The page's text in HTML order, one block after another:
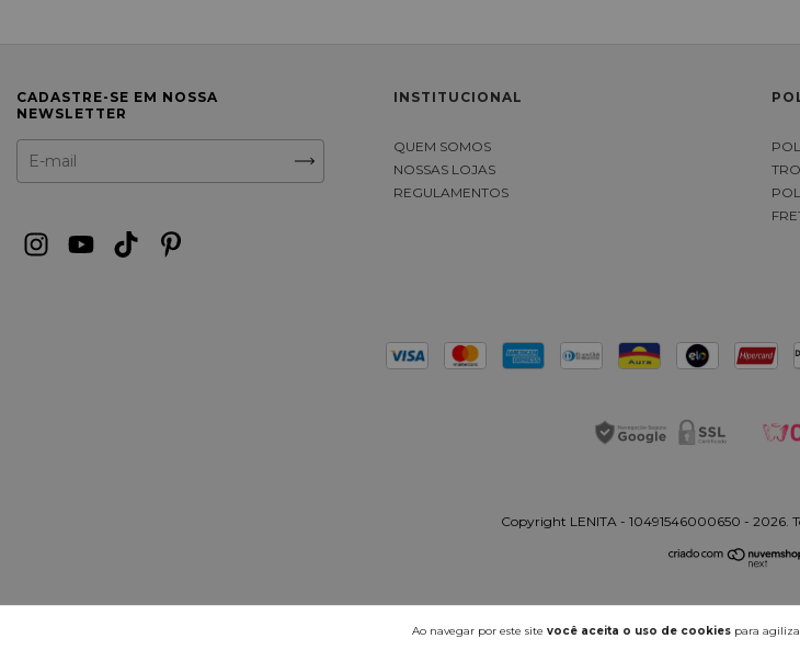
Ao navegar por este site você aceita o uso de cookies para
CADASTRE-SE EM NOSSA
NEWSLETTER
INSTITUCIONAL
QUEM SOMOS
NOSSAS LOJAS
REGULAMENTOS
Copyright LENITA - 10491546000650 - 2026.